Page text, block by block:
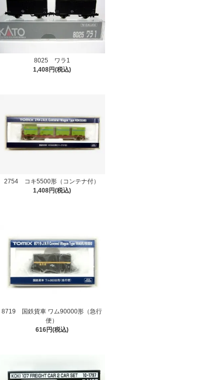
8025 ワラ1
1,408円(税込)
2754 コキ5500形（コンテナ付）
1,408円(税込)
8719 国鉄貨車 ワム90000形（急行
便）
616円(税込)